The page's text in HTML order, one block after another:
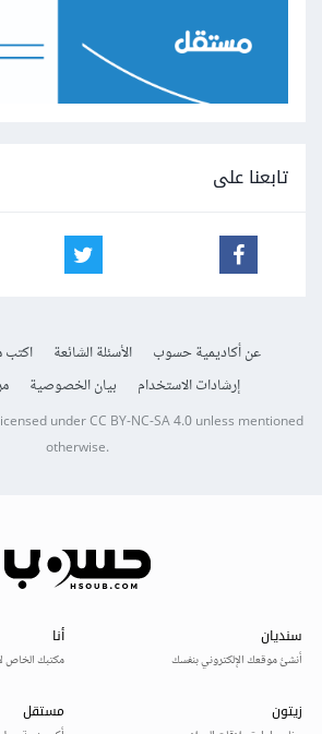
تابعنا على
عن أكاديمية حسوب الأسئلة الشائعة اكتب
إرشادات الاستخدام
بيان الخصوصية
underCC BY-NC-SA 4.0unless mentioned
otherwise.